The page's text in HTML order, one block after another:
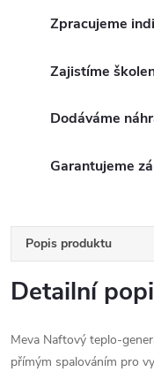
Zpracujeme
Zajistíme
Dodáváme
Garantujeme
Popis produktu
Detailní
Meva Naftový teplo-
přímým spalováním pro